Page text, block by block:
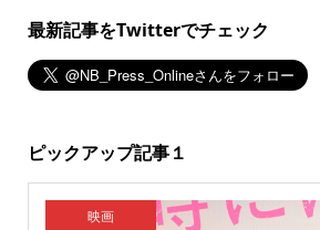
最新記事をTwitterでチェック
ピックアップ記事１
映画